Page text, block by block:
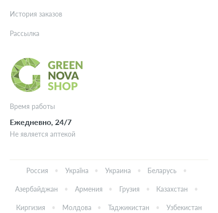
Время работы
Ежедневно, 24/7
Не является аптекой
История заказов
Рассылка
Россия Україна Украина Беларусь
Азербайджан Армения Грузия Казахстан
Киргизия Молдова Таджикистан Узбекистан